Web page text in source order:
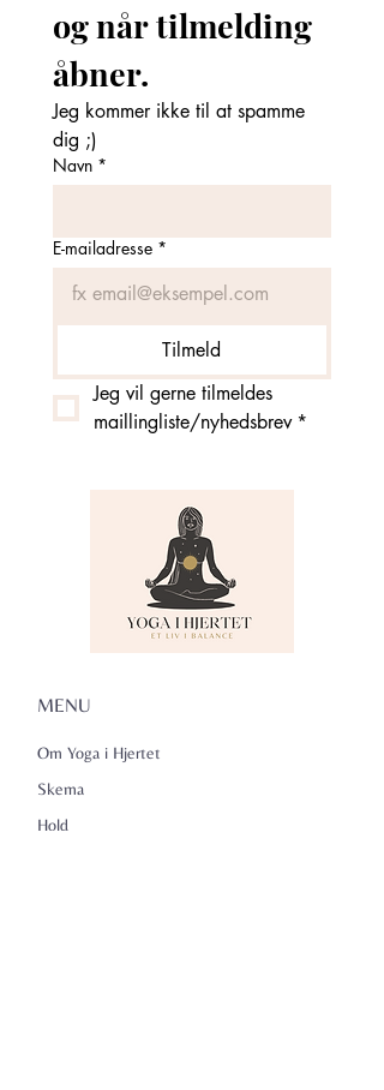
og når tilmelding
Jeg kommer ikke til at spamme
dig ;)
Navn *
E-mailadresse *
Tilmeld
Jeg vil gerne tilmeldes
maillingliste/nyhedsbrev *
MENU
Om Yoga i Hjertet
Skema
Hold